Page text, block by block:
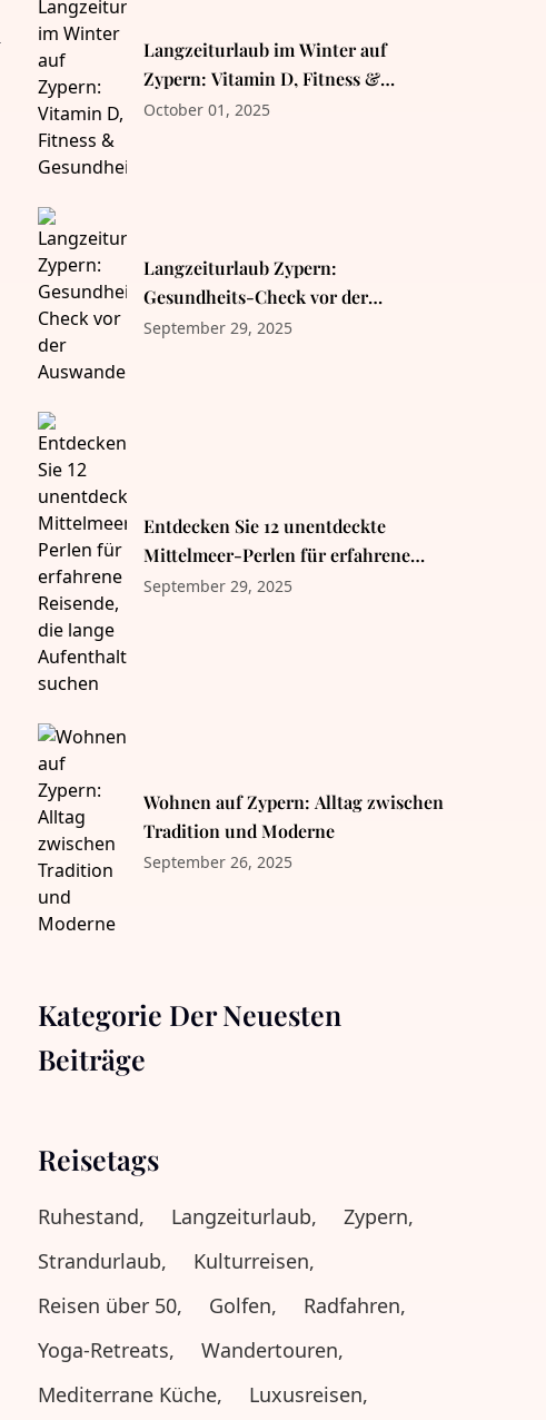
Langzeiturlaub im Winter auf
Zypern: Vitamin D, Fitness &
Gesundheit
October 01, 2025
Langzeiturlaub Zypern:
Gesundheits-Check vor der
Auswanderung
September 29, 2025
Entdecken Sie 12 unentdeckte
Mittelmeer-Perlen für erfahrene
Reisende, die lange Aufenthalte
September 29, 2025
Wohnen auf Zypern: Alltag zwischen
Tradition und Moderne
September 26, 2025
Kategorie Der Neuesten
Beiträge
Reisetags
Ruhestand, Langzeiturlaub,
Zypern,
Strandurlaub,
Kulturreisen,
Reisen über 50,
Golfen,
Radfahren,
Yoga-Retreats,
Wandertouren,
Mediterrane Küche,
Luxusreisen,